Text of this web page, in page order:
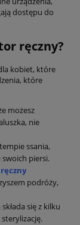
dostępu do
ręczny?
kobiet, które
które
możesz
nie
ssania,
piersi.
ręczny
podróży,
się z kilku